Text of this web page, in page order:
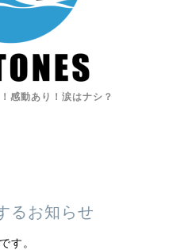
感動あり！涙はナシ？
るお知らせ
す。